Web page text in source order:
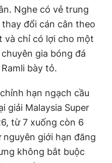
Nghe có vẻ trung
đổi cán cân theo
và chỉ có lợi cho một
gia bóng đá
bày tỏ.
hạn ngạch cầu
giải Malaysia Super
từ 7 xuống còn 6
giới hạn đăng
không bắt buộc